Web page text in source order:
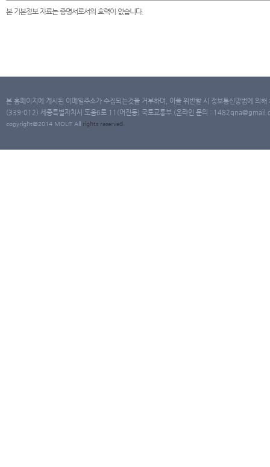
본 기본정보 자료는 증명서로서의 효력이 없습니다.
본 홈페이지에 게시된 이메일주소가 수집되는것을 거부하며, 이를 위반할 시 정보통신망법에 의
(339-012) 세종특별자치시 도움6로 11(어진동) 국토교통부 (온라인 문의 :
copyright@2014 MOLIT All rights reserved.